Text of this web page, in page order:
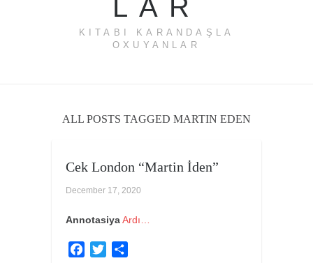
KITABI KARANDAŞLA
OXUYANLAR
ALL POSTS TAGGED MARTIN EDEN
Cek London “Martin İden”
December 17, 2020
AnnotasiyaArdı…